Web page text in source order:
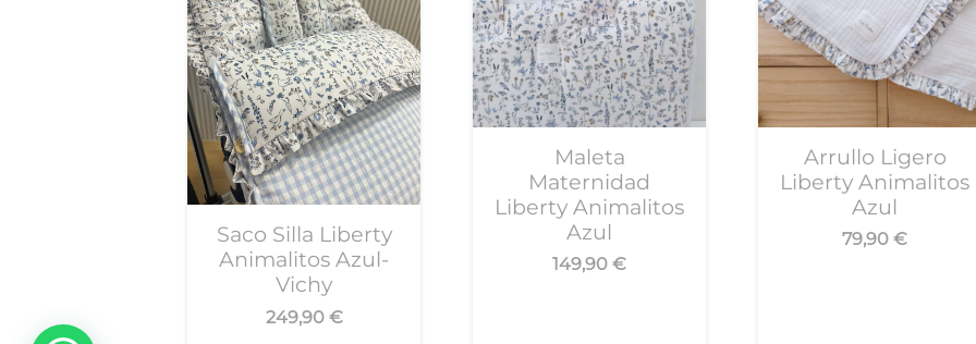
Saco Silla Liberty
Animalitos Azul-
Vichy
249,90 €
Maleta
Maternidad
Liberty Animalitos
Azul
149,90 €
Arrullo Ligero
Liberty Animalitos
Azul
79,90 €